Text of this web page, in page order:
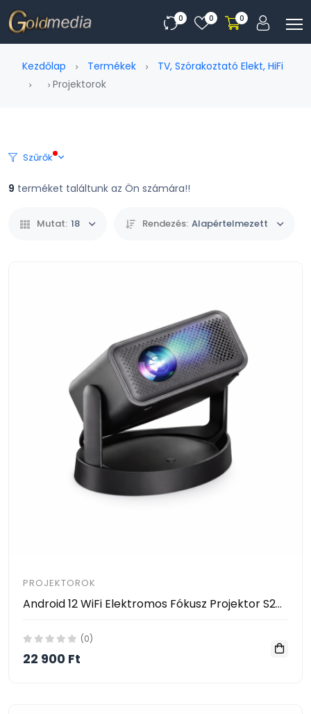
0 0 0
Kezdőlap Termékek
TV, Szórakoztató Elekt, HiFi
Projektorok
Szűrők
9 terméket találtunk az Ön számára!!
Mutat: 18 Rendezés: Alapértelmezett
PROJEKTOROK
Android 12 WiFi Elektromos Fókusz Projektor S26 – Hordozható 4K Támogatású Mini Okos Projektor Otthoni Mozizáshoz
(0)
22 900 Ft